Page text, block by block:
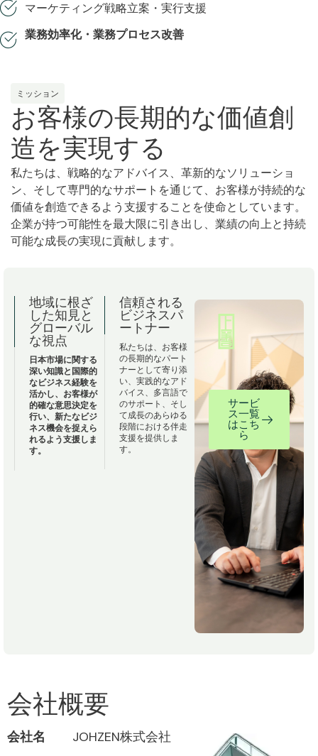
マーケティング戦略立案・実行支援
業務効率化・業務プロセス改善
ミッション
お客様の長期的な価値創
造を実現する
私たちは、戦略的なアドバイス、革新的なソリューショ
ン、そして専門的なサポートを通じて、お客様が持続的な
価値を創造できるよう支援することを使命としています。
企業が持つ可能性を最大限に引き出し、業績の向上と持続
可能な成長の実現に貢献します。
地域に根ざ
した知見と
グローバル
な視点
日本市場に関する
深い知識と国際的
なビジネス経験を
活かし、お客様が
的確な意思決定を
行い、新たなビジ
ネス機会を捉えら
れるよう支援しま
す。
信頼される
ビジネスパ
ートナー
私たちは、お客様
の長期的なパート
ナーとして寄り添
い、実践的なアド
バイス、多言語で
のサポート、そし
て成長のあらゆる
段階における伴走
支援を提供しま
す。
サービ
ス一覧
はこち
ら
会社概要
会社名
JOHZEN株式会社